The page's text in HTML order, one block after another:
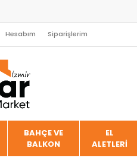
Hesabım Siparişlerim
BAHÇE VE
BALKON
EL
ALETLERİ